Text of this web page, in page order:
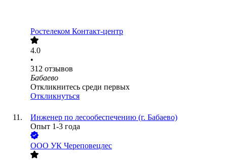
Ростелеком Контакт-центр
4.0
•
312 отзывов
Бабаево
Откликнитесь среди первых
Откликнуться
Инженер по лесообеспечению (г. Бабаево)
Опыт 1-3 года
ООО УК Череповецлес